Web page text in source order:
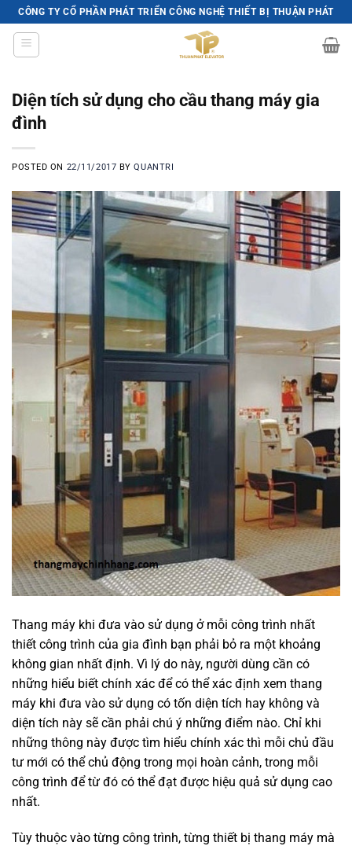
Skip
to
content
CÔNG TY CỔ PHẦN PHÁT TRIỂN CÔNG NGHỆ THIẾT BỊ THUẬN PHÁT
Diện tích sử dụng cho cầu thang máy gia
đình
POSTED ON 22/11/2017 BYQUANTRI
Thang máy khi đưa vào sử dụng ở mỗi công trình nhất
thiết công trình của gia đình bạn phải bỏ ra một khoảng
không gian nhất định. Vì lý do này, người dùng cần có
những hiểu biết chính xác để có thể xác định xem thang
máy khi đưa vào sử dụng có tốn diện tích hay không và
diện tích này sẽ cần phải chú ý những điểm nào. Chỉ khi
những thông này được tìm hiểu chính xác thì mỗi chủ đầu
tư mới có thể chủ động trong mọi hoàn cảnh, trong mỗi
công trình để từ đó có thể đạt được hiệu quả sử dụng cao
nhất.
Tùy thuộc vào từng công trình, từng thiết bị thang máy mà